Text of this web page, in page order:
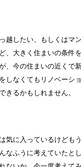
越したい、もしくはマ
、大きく住まいの条件
、今の住まいの近くで
しなくてもリノベーシ
きるかもしれません。
気に入っているけども
なふうに考えていたと